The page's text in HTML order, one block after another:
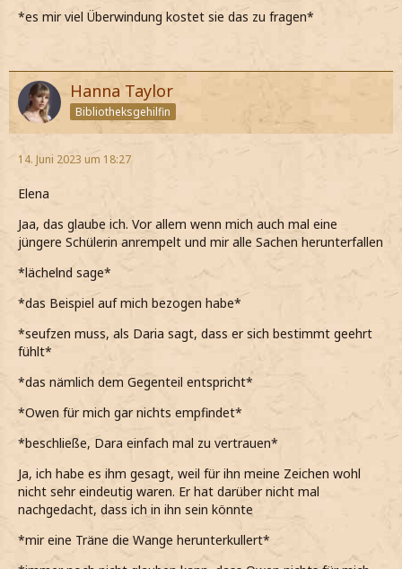
*es mir viel Überwindung kostet sie das zu fragen*
Hanna Taylor
Bibliotheksgehilfin
14. Juni 2023 um 18:27
Elena
Jaa, das glaube ich. Vor allem wenn mich auch mal eine
jüngere Schülerin anrempelt und mir alle Sachen herunterfallen
*lächelnd sage*
*das Beispiel auf mich bezogen habe*
*seufzen muss, als Daria sagt, dass er sich bestimmt geehrt
fühlt*
*das nämlich dem Gegenteil entspricht*
*Owen für mich gar nichts empfindet*
*beschließe, Dara einfach mal zu vertrauen*
Ja, ich habe es ihm gesagt, weil für ihn meine Zeichen wohl
nicht sehr eindeutig waren. Er hat darüber nicht mal
nachgedacht, dass ich in ihn sein könnte
*mir eine Träne die Wange herunterkullert*